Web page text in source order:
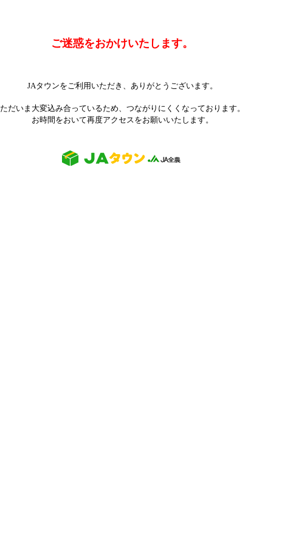
ご迷惑をおかけいたします。
JAタウンをご利用いただき、ありがとうございます。
ただいま大変込み合っているため、つながりにくくなっております。
お時間をおいて再度アクセスをお願いいたします。